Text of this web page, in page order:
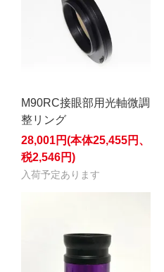
M90RC接眼部用光軸微調
整リング
28,001円(本体25,455円、
税2,546円)
入荷予定あります